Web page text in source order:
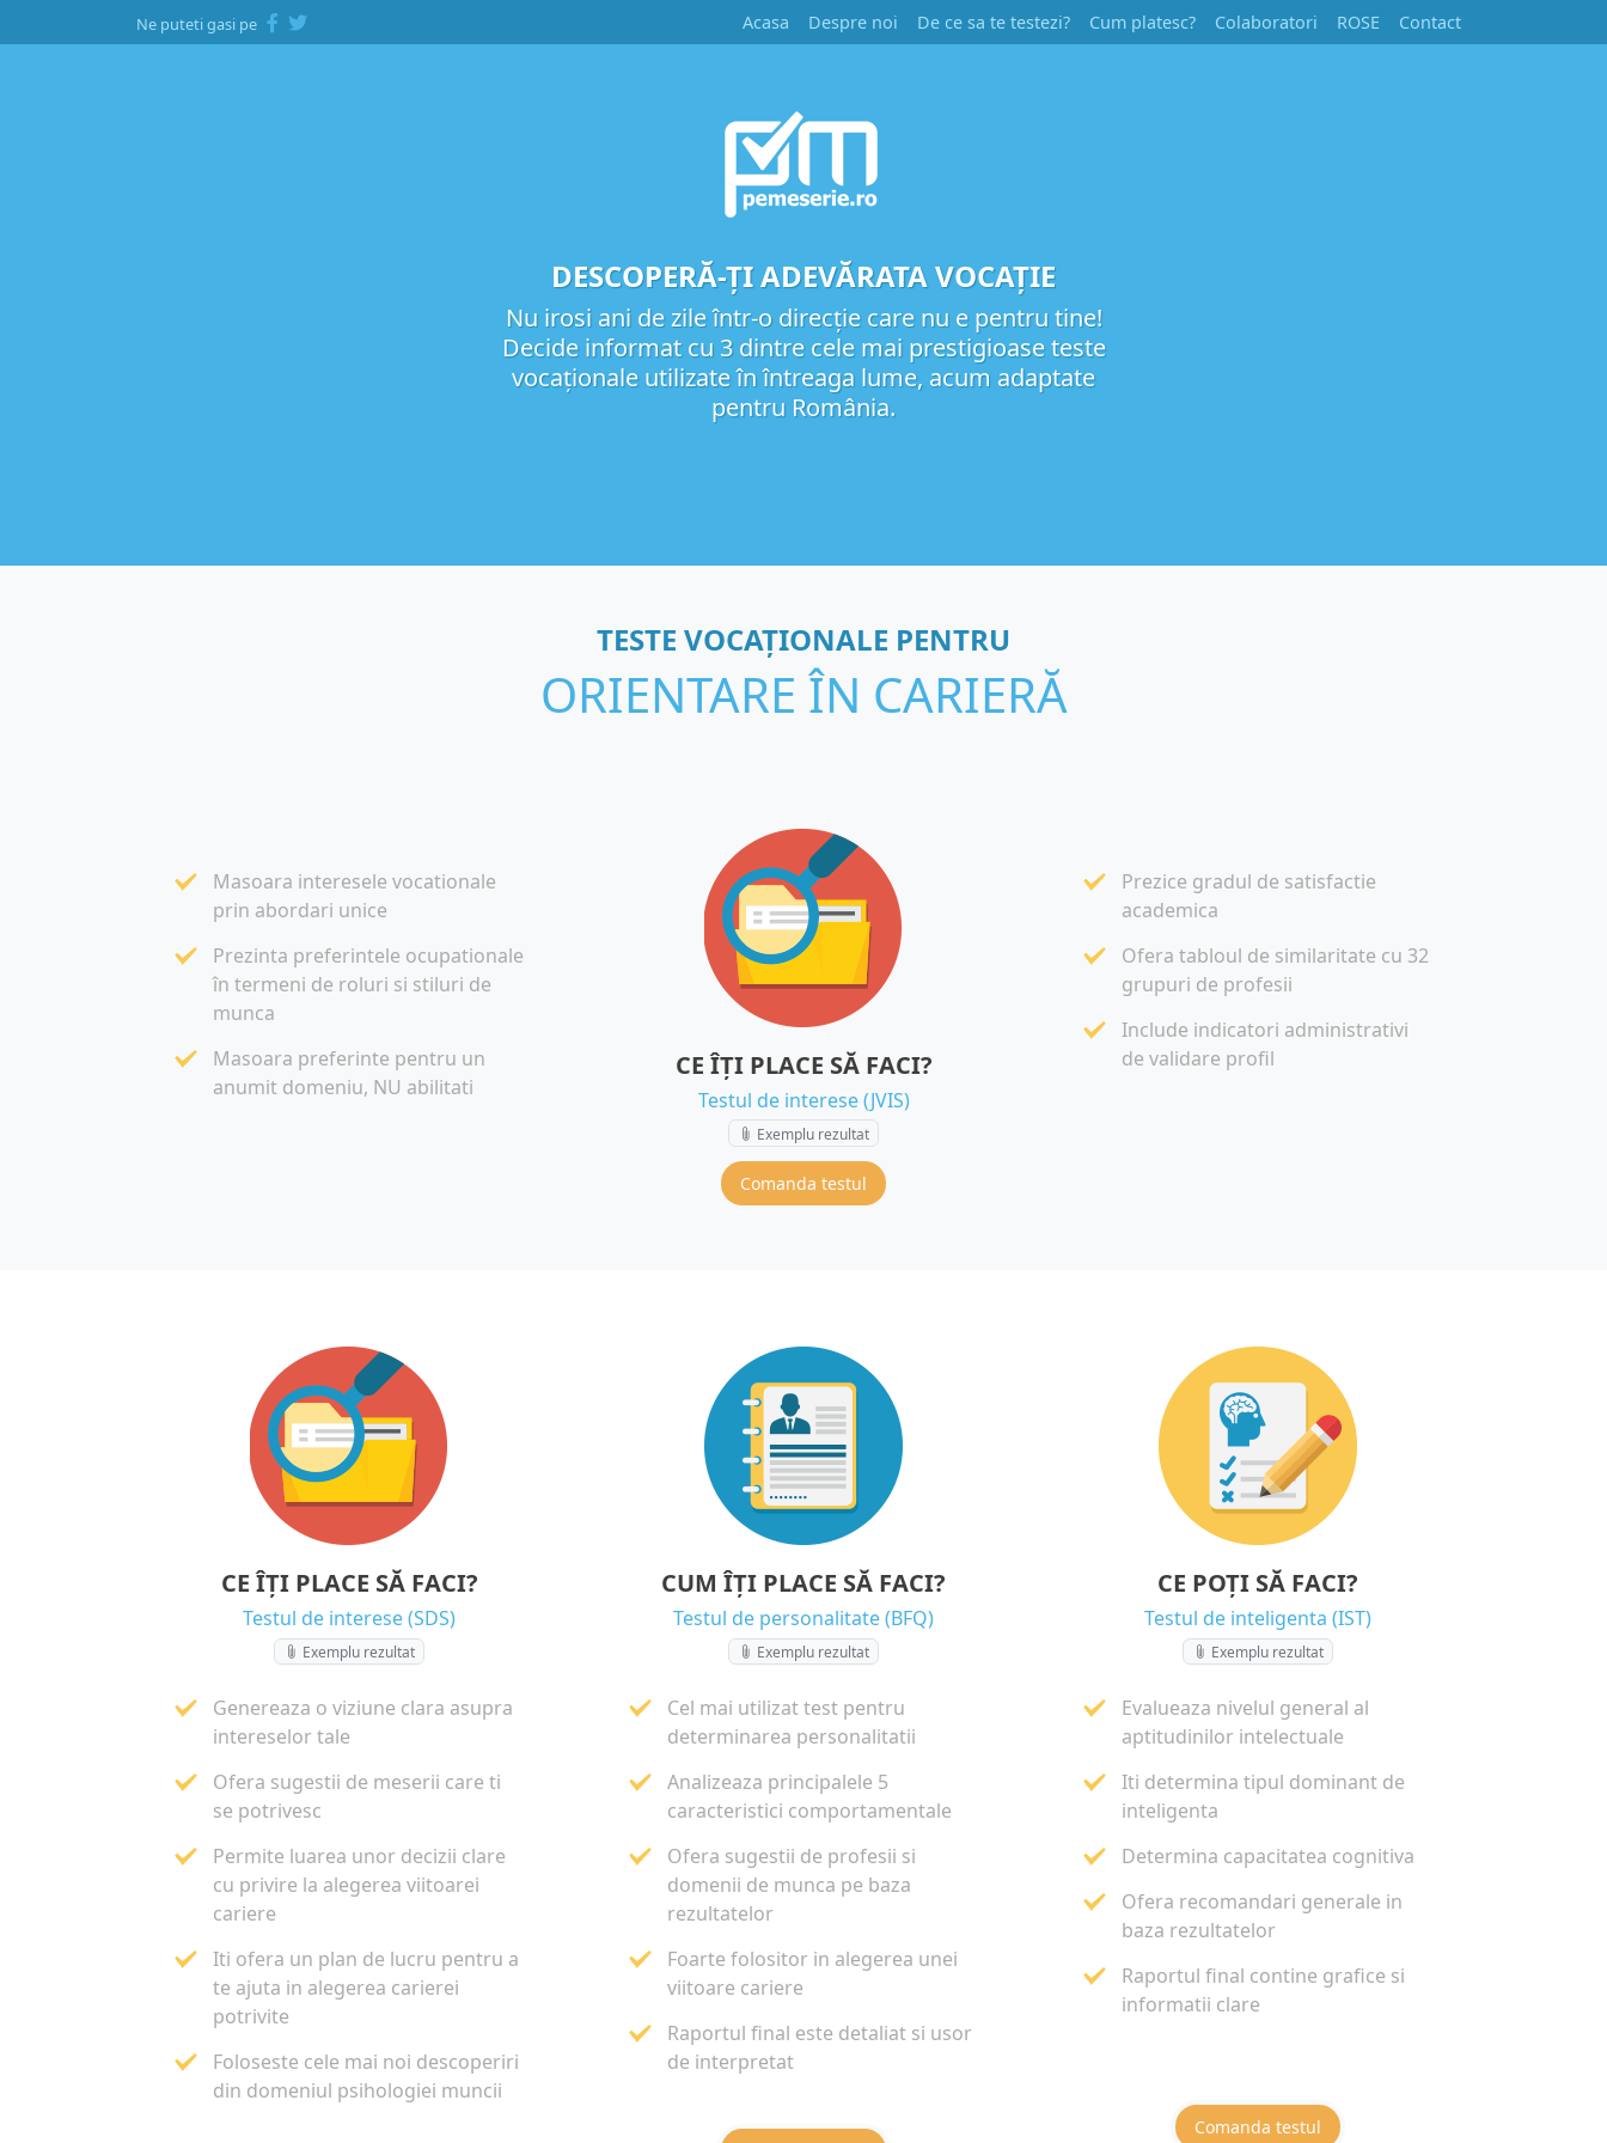
Ne puteti gasi pe Acasa Despre noi De ce sa te testezi? Cum platesc? Colaboratori ROSE Contact
DESCOPERĂ-ȚI ADEVĂRATA VOCAȚIE
Nu irosi ani de zile într-o direcție care nu e pentru tine!
Decide informat cu 3 dintre cele mai prestigioase teste
vocaționale utilizate în întreaga lume, acum adaptate
pentru România.
TESTE VOCAȚIONALE PENTRU
ORIENTARE ÎN CARIERĂ
CE ÎȚI PLACE SĂ FACI?
Testul de interese (JVIS)
Exemplu rezultat
Comanda testul
10 €+ TVA
Masoara interesele vocationale
prin abordari unice
Prezinta preferintele ocupationale
în termeni de roluri si stiluri de
munca
Masoara preferinte pentru un
anumit domeniu, NU abilitati
Prezice gradul de satisfactie
academica
Ofera tabloul de similaritate cu 32
grupuri de profesii
Include indicatori administrativi
de validare profil
CE ÎȚI PLACE SĂ FACI?
Testul de interese (SDS)
Exemplu rezultat
Genereaza o viziune clara asupra
intereselor tale
Ofera sugestii de meserii care ti
se potrivesc
Permite luarea unor decizii clare
cu privire la alegerea viitoarei
cariere
Iti ofera un plan de lucru pentru a
te ajuta in alegerea carierei
potrivite
Foloseste cele mai noi descoperiri
din domeniul psihologiei muncii
CUM ÎȚI PLACE SĂ FACI?
Testul de personalitate (BFQ)
Exemplu rezultat
Cel mai utilizat test pentru
determinarea personalitatii
Analizeaza principalele 5
caracteristici comportamentale
Ofera sugestii de profesii si
domenii de munca pe baza
rezultatelor
Foarte folositor in alegerea unei
viitoare cariere
Raportul final este detaliat si usor
de interpretat
CE POȚI SĂ FACI?
Testul de inteligenta (IST)
Exemplu rezultat
Evalueaza nivelul general al
aptitudinilor intelectuale
Iti determina tipul dominant de
inteligenta
Determina capacitatea cognitiva
Ofera recomandari generale in
baza rezultatelor
Raportul final contine grafice si
informatii clare
Comanda testul
10 €+ TVA